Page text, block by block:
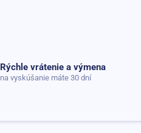
Rýchle vrátenie a výmena
na vyskúšanie máte 30 dní